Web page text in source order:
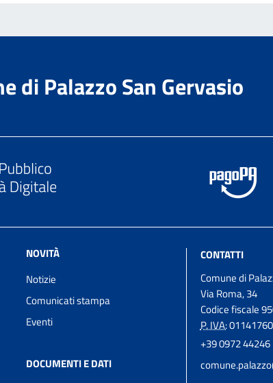
di Palazzo San Gervasio
NOVITÀ
Notizie
Comunicati stampa
Eventi
DOCUMENTI E DATI
CONTATTI
Comune di
Via Roma, 34
Codice fiscale
P. IVA:
+39 0972 44246